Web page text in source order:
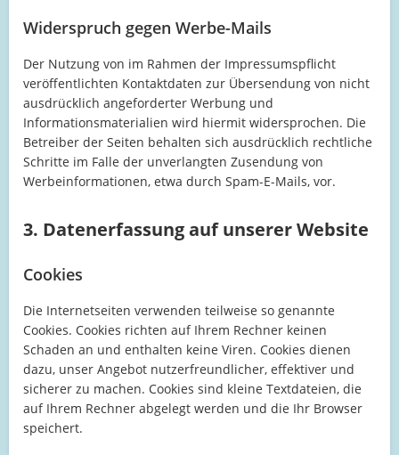
Widerspruch gegen Werbe-Mails
Der Nutzung von im Rahmen der Impressumspflicht
veröffentlichten Kontaktdaten zur Übersendung von nicht
ausdrücklich angeforderter Werbung und
Informationsmaterialien wird hiermit widersprochen. Die
Betreiber der Seiten behalten sich ausdrücklich rechtliche
Schritte im Falle der unverlangten Zusendung von
Werbeinformationen, etwa durch Spam-E-Mails, vor.
3. Datenerfassung auf unserer Website
Cookies
Die Internetseiten verwenden teilweise so genannte
Cookies. Cookies richten auf Ihrem Rechner keinen
Schaden an und enthalten keine Viren. Cookies dienen
dazu, unser Angebot nutzerfreundlicher, effektiver und
sicherer zu machen. Cookies sind kleine Textdateien, die
auf Ihrem Rechner abgelegt werden und die Ihr Browser
speichert.